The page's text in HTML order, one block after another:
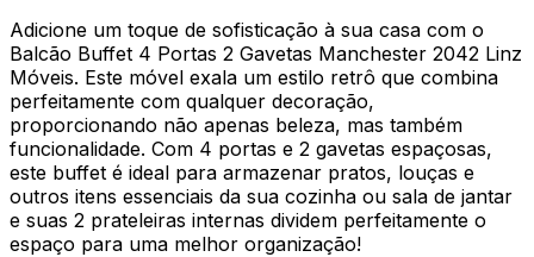
Adicione um toque de sofisticação à sua casa com o
Balcão Buffet 4 Portas 2 Gavetas Manchester 2042 Linz
Móveis. Este móvel exala um estilo retrô que combina
perfeitamente com qualquer decoração,
proporcionando não apenas beleza, mas também
funcionalidade. Com 4 portas e 2 gavetas espaçosas,
este buffet é ideal para armazenar pratos, louças e
outros itens essenciais da sua cozinha ou sala de jantar
e suas 2 prateleiras internas dividem perfeitamente o
espaço para uma melhor organização!